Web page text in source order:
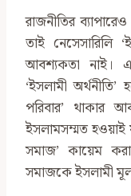
রাজনীতির
তাই নেসেসারিলি
আবশ্যকতা নাই।
‘ইসলামী
পরিবার’ থাকার
ইসলামসম্মত হওয়াই
সমাজ’ কায়েম
সমাজকে ইসলামী